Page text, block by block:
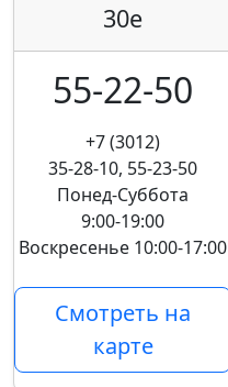
30е
55-22-50
+7 (3012)
35-28-10, 55-23-50
Понед-Суббота
9:00-19:00
Воскресенье 10:00-17:00
Смотреть на
карте